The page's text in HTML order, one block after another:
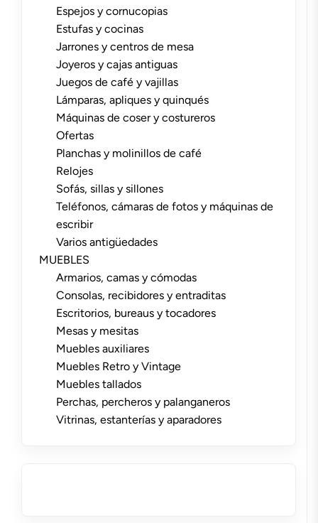
Espejos y cornucopias
Estufas y cocinas
Jarrones y centros de mesa
Joyeros y cajas antiguas
Juegos de café y vajillas
Lámparas, apliques y quinqués
Máquinas de coser y costureros
Ofertas
Planchas y molinillos de café
Relojes
Sofás, sillas y sillones
Teléfonos, cámaras de fotos y máquinas de
escribir
Varios antigüedades
MUEBLES
Armarios, camas y cómodas
Consolas, recibidores y entraditas
Escritorios, bureaus y tocadores
Mesas y mesitas
Muebles auxiliares
Muebles Retro y Vintage
Muebles tallados
Perchas, percheros y palanganeros
Vitrinas, estanterías y aparadores